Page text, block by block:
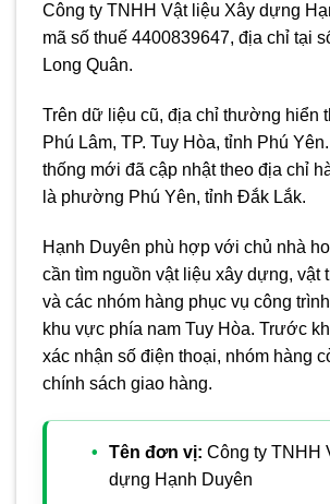
Công ty TNHH Vật liệu Xây dựng
mã số thuế 4400839647, địa chỉ tại
Long Quân.
Trên dữ liệu cũ, địa chỉ thường hiển
Phú Lâm, TP. Tuy Hòa, tỉnh Phú
thống mới đã cập nhật theo địa chỉ
là phường Phú Yên, tỉnh Đắk Lắk.
Hạnh Duyên phù hợp với chủ nhà
cần tìm nguồn vật liệu xây dựng, vật
và các nhóm hàng phục vụ công
khu vực phía nam Tuy Hòa. Trước
xác nhận số điện thoại, nhóm hàng
chính sách giao hàng.
Tên đơn vị: Công ty TNHH
dựng Hạnh Duyên